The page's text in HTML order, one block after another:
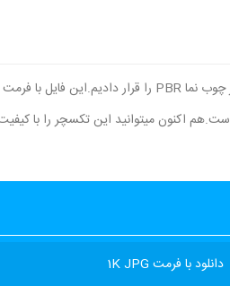
دانلود با فرمت 1K JPG